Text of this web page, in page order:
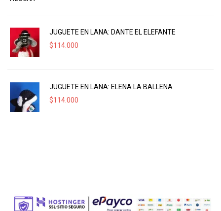
JUGUETE EN LANA: DANTE EL ELEFANTE
$114.000
JUGUETE EN LANA: ELENA LA BALLENA
$114.000